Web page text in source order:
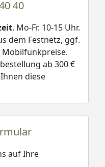
40
. Mo-Fr. 10-15 Uhr.
dem Festnetz, ggf.
ab 300 €
diese
auf Ihre